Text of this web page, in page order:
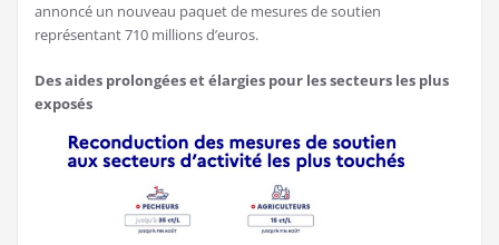
annoncé un nouveau paquet de mesures de soutien
représentant 710 millions d’euros.
Des aides prolongées et élargies pour les secteurs les plus
exposés